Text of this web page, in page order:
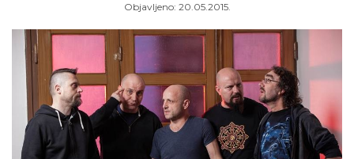
Objavljeno: 20.05.2015.